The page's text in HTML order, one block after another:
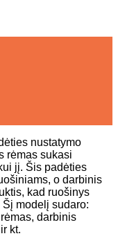
nustatymo
rėmas sukasi
jį. Šis padėties
o darbinis
kad ruošinys
modelį sudaro:
darbinis
kt.